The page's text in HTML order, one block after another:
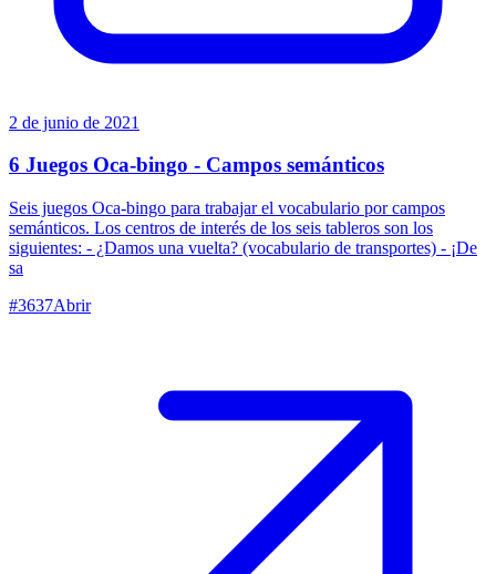
2 de junio de 2021
6 Juegos Oca-bingo - Campos semánticos
Seis juegos Oca-bingo para trabajar el vocabulario por campos
semánticos. Los centros de interés de los seis tableros son los
siguientes: - ¿Damos una vuelta? (vocabulario de transportes) - ¡De
sa
#3637Abrir